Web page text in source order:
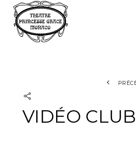
Le TPG
VIDÉO CLUB
Panneau de gestion des cookies